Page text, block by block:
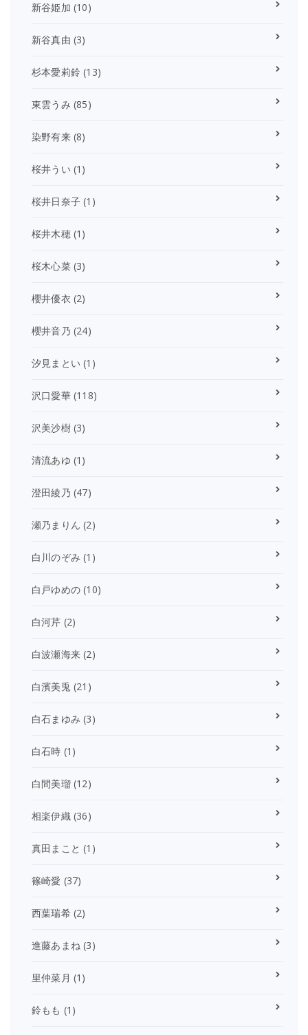
新谷姫加 (10)
新谷真由 (3)
杉本愛莉鈴 (13)
東雲うみ (85)
染野有来(8)
桜井うい (1)
桜井日奈子 (1)
桜井木穂(1)
桜木心菜(3)
櫻井優衣 (2)
櫻井音乃 (24)
汐見まとい (1)
沢口愛華(118)
沢美沙樹(3)
清流あゆ (1)
澄田綾乃 (47)
瀬乃まりん (2)
白川のぞみ (1)
白戸ゆめの (10)
白河芹 (2)
白波瀬海来 (2)
白濱美兎(21)
白石まゆみ (3)
白石時 (1)
白間美瑠(12)
相楽伊織(36)
真田まこと (1)
篠崎愛 (37)
西葉瑞希(2)
進藤あまね (3)
里仲菜月 (1)
鈴もも (1)